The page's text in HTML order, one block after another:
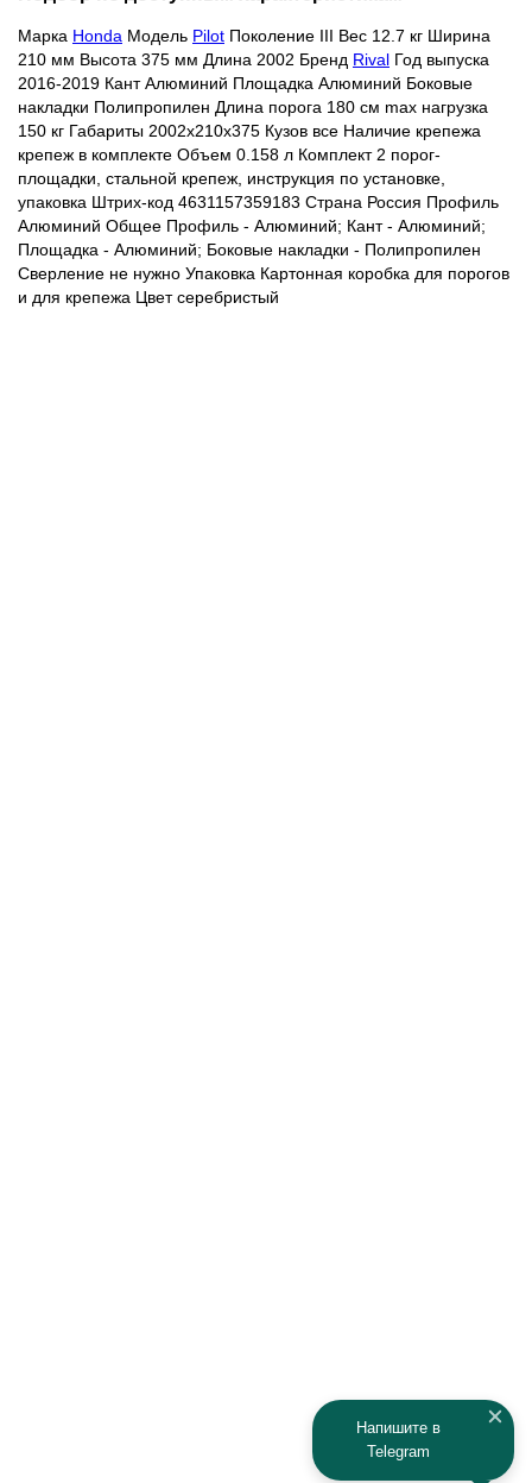
Марка Honda Модель Pilot Поколение III Вес 12.7 кг Ширина
210 мм Высота 375 мм Длина 2002 Бренд Rival Год выпуска
2016-2019 Кант Алюминий Площадка Алюминий Боковые
накладки Полипропилен Длина порога 180 см max нагрузка
150 кг Габариты 2002x210x375 Кузов все Наличие крепежа
крепеж в комплекте Объем 0.158 л Комплект 2 порог-
площадки, стальной крепеж, инструкция по установке,
упаковка Штрих-код 4631157359183 Страна Россия Профиль
Алюминий Общее Профиль - Алюминий; Кант - Алюминий;
Площадка - Алюминий; Боковые накладки - Полипропилен
Сверление не нужно Упаковка Картонная коробка для порогов
и для крепежа Цветсеребристый
Напишите в
Telegram